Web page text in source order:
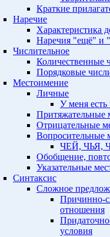
Краткие
Наречие
Характеристика
Наречия "ещё" и
Числительное
Количественные
Порядковые
Местоимение
Личные
У меня есть
Притяжательные
Отрицательные
Вопросительные
ЧЕЙ, ЧЬЯ,
Обобщение,
Указательные
Синтаксис
Сложное
Причинно-
отношения
условия